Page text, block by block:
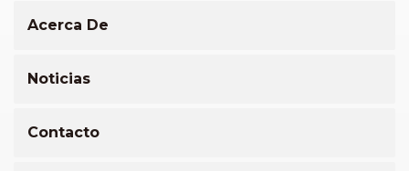
Acerca De
Noticias
Contacto